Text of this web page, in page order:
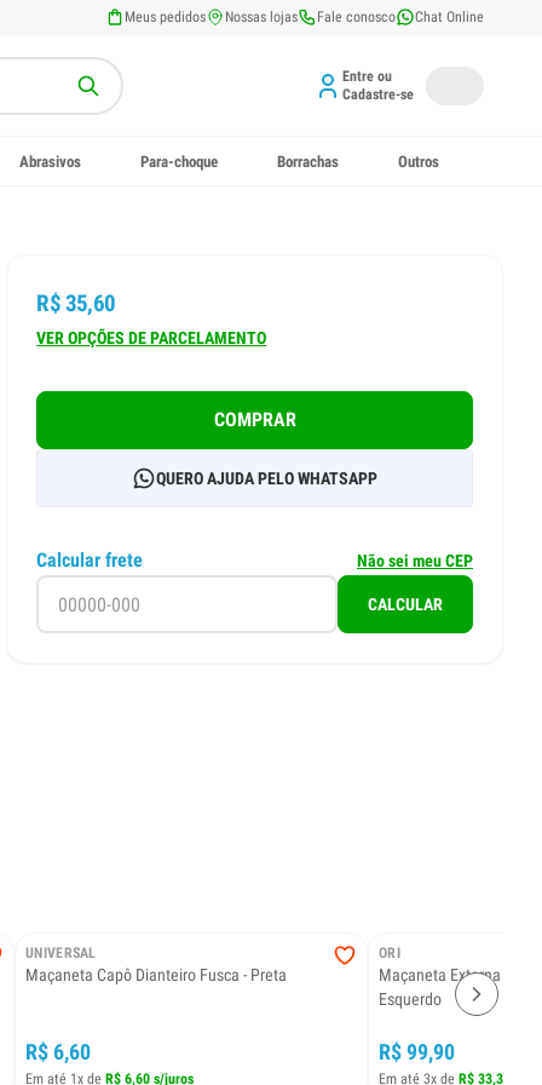
Meus pedidos Nossas lojas Fale conosco Chat Online
Entre ou
Cadastre-se
Abrasivos Para-choque Borrachas Outros
R$ 35,60
VER OPÇÕES DE PARCELAMENTO
COMPRAR
QUERO AJUDA PELO WHATSAPP
Calcular frete Não sei meu CEP
CALCULAR
UNIVERSAL
Maçaneta Capô Dianteiro Fusca - Preta
R$ 6,60
Em até 1x de R$ 6,60 s/juros
ORI
Maçaneta Externa -
Esquerdo
R$ 99,90
Em até 3x de R$ 33,30 s/